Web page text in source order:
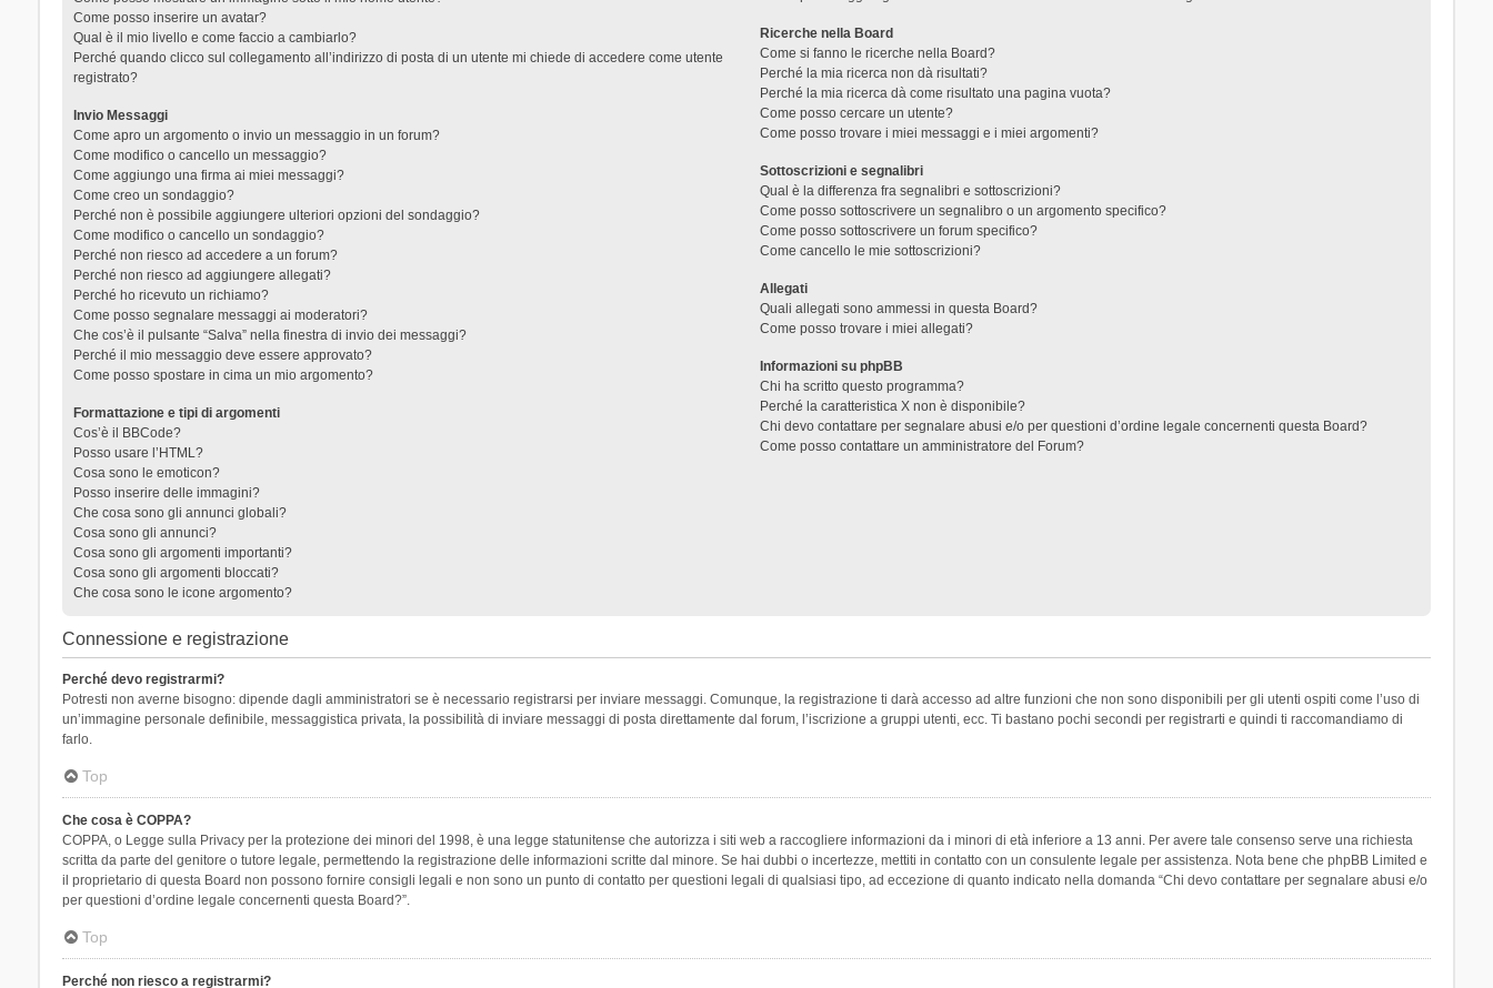
Come posso inserire un avatar?
Qual è il mio livello e come faccio a cambiarlo?
Perché quando clicco sul collegamento all’indirizzo di posta di un utente mi chiede di accedere come utente
registrato?
Invio Messaggi
Come apro un argomento o invio un messaggio in un forum?
Come modifico o cancello un messaggio?
Come aggiungo una firma ai miei messaggi?
Come creo un sondaggio?
Perché non è possibile aggiungere ulteriori opzioni del sondaggio?
Come modifico o cancello un sondaggio?
Perché non riesco ad accedere a un forum?
Perché non riesco ad aggiungere allegati?
Perché ho ricevuto un richiamo?
Come posso segnalare messaggi ai moderatori?
Che cos’è il pulsante “Salva” nella finestra di invio dei messaggi?
Perché il mio messaggio deve essere approvato?
Come posso spostare in cima un mio argomento?
Formattazione e tipi di argomenti
Cos’è il BBCode?
Posso usare l’HTML?
Cosa sono le emoticon?
Posso inserire delle immagini?
Che cosa sono gli annunci globali?
Cosa sono gli annunci?
Cosa sono gli argomenti importanti?
Cosa sono gli argomenti bloccati?
Che cosa sono le icone argomento?
Ricerche nella Board
Come si fanno le ricerche nella Board?
Perché la mia ricerca non dà risultati?
Perché la mia ricerca dà come risultato una pagina vuota?
Come posso cercare un utente?
Come posso trovare i miei messaggi e i miei argomenti?
Sottoscrizioni e segnalibri
Qual è la differenza fra segnalibri e sottoscrizioni?
Come posso sottoscrivere un segnalibro o un argomento specifico?
Come posso sottoscrivere un forum specifico?
Come cancello le mie sottoscrizioni?
Allegati
Quali allegati sono ammessi in questa Board?
Come posso trovare i miei allegati?
Informazioni su phpBB
Chi ha scritto questo programma?
Perché la caratteristica X non è disponibile?
Chi devo contattare per segnalare abusi e/o per questioni d’ordine legale concernenti questa Board?
Come posso contattare un amministratore del Forum?
Connessione e registrazione
Perché devo registrarmi?
Potresti non averne bisogno: dipende dagli amministratori se è necessario registrarsi per inviare messaggi. Comunque, la registrazione ti darà accesso ad altre funzioni che non sono disponibili per gli utenti ospiti come l’uso di
un’immagine personale definibile, messaggistica privata, la possibilità di inviare messaggi di posta direttamente dal forum, l’iscrizione a gruppi utenti, ecc. Ti bastano pochi secondi per registrarti e quindi ti raccomandiamo di
farlo.
Top
Che cosa è COPPA?
COPPA, o Legge sulla Privacy per la protezione dei minori del 1998, è una legge statunitense che autorizza i siti web a raccogliere informazioni da i minori di età inferiore a 13 anni. Per avere tale consenso serve una richiesta
scritta da parte del genitore o tutore legale, permettendo la registrazione delle informazioni scritte dal minore. Se hai dubbi o incertezze, mettiti in contatto con un consulente legale per assistenza. Nota bene che phpBB Limited e
il proprietario di questa Board non possono fornire consigli legali e non sono un punto di contatto per questioni legali di qualsiasi tipo, ad eccezione di quanto indicato nella domanda “Chi devo contattare per segnalare abusi e/o
per questioni d’ordine legale concernenti questa Board?”.
Top
Perché non riesco a registrarmi?